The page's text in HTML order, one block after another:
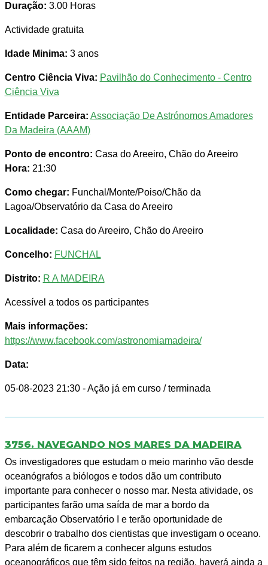
Duração: 3.00 Horas
Actividade gratuita
Idade Minima: 3 anos
Centro Ciência Viva: Pavilhão do Conhecimento - Centro
Ciência Viva
Entidade Parceira: Associação De Astrónomos Amadores
Da Madeira (AAAM)
Ponto de encontro: Casa do Areeiro, Chão do Areeiro
Hora: 21:30
Como chegar: Funchal/Monte/Poiso/Chão da
Lagoa/Observatório da Casa do Areeiro
Localidade: Casa do Areeiro, Chão do Areeiro
Concelho: FUNCHAL
Distrito: R A MADEIRA
Acessível a todos os participantes
Mais informações:
https://www.facebook.com/astronomiamadeira/
Data:
05-08-2023 21:30 - Ação já em curso / terminada
3756. NAVEGANDO NOS MARES DA MADEIRA
Os investigadores que estudam o meio marinho vão desde
oceanógrafos a biólogos e todos dão um contributo
importante para conhecer o nosso mar. Nesta atividade, os
participantes farão uma saída de mar a bordo da
embarcação Observatório I e terão oportunidade de
descobrir o trabalho dos cientistas que investigam o oceano.
Para além de ficarem a conhecer alguns estudos
oceanográficos que têm sido feitos na região, haverá ainda a